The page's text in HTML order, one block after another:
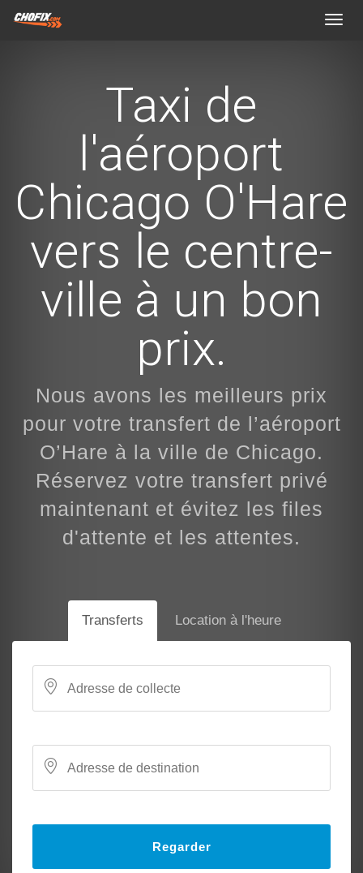
Taxi de
l'aéroport
Chicago O'Hare
vers le centre-
ville à un bon
prix.
Nous avons les meilleurs prix
pour votre transfert de l’aéroport
O’Hare à la ville de Chicago.
Réservez votre transfert privé
maintenant et évitez les files
d'attente et les attentes.
Transferts Location à l'heure
Regarder